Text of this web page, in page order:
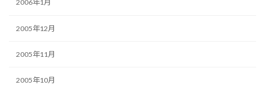
2006年1月
2005年12月
2005年11月
2005年10月